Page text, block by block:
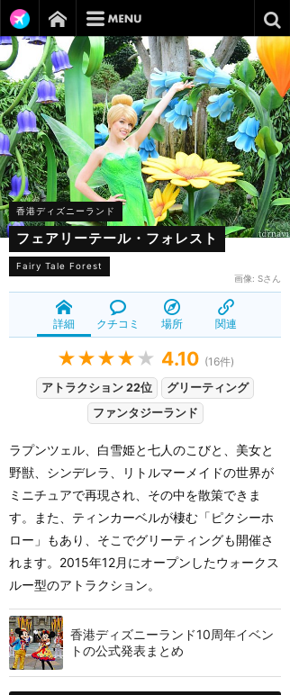
香港ディズニーランド
フェアリーテール・フォレスト
Fairy Tale Forest
画像: Sさん
詳細 クチコミ 場所 関連
★★★★ ★ 4.10 (16件)
アトラクション 22位
グリーティング
ファンタジーランド
ラプンツェル、白雪姫と七人のこびと、美女と
野獣、シンデレラ、リトルマーメイドの世界が
ミニチュアで再現され、その中を散策できま
す。また、ティンカーベルが棲む「ピクシーホ
ロー」もあり、そこでグリーティングも開催さ
れます。2015年12月にオープンしたウォークス
ルー型のアトラクション。
香港ディズニーランド10周年イベン
トの公式発表まとめ